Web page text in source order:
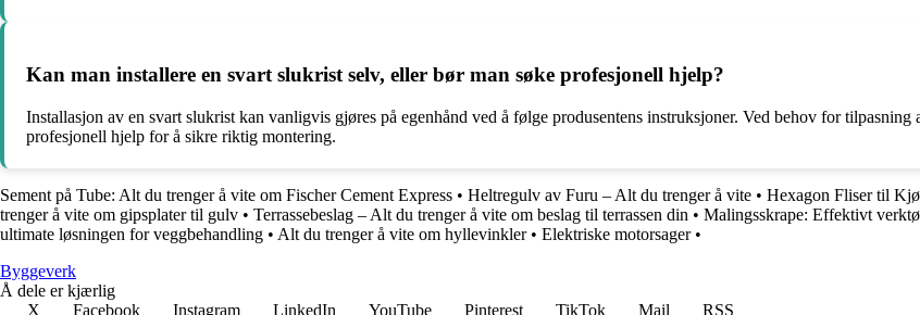
Kan man installere en svart slukrist selv, eller bør man søke profesjonell hjelp?
Installasjon av en svart slukrist kan vanligvis gjøres på egenhånd ved å følge produsentens instruksjoner. Ved behov for
profesjonell hjelp for å sikre riktig montering.
Sement på Tube: Alt du trenger å vite om Fischer Cement Express • Heltregulv av Furu – Alt du trenger å vite • Hexagon Fliser til
trenger å vite om gipsplater til gulv • Terrassebeslag – Alt du trenger å vite om beslag til terrassen din • Malingsskrape: Effektivt
ultimate løsningen for veggbehandling • Alt du trenger å vite om hyllevinkler• Elektriske motorsager•
Byggeverk
Å dele er kjærlig
X
Facebook Instagram LinkedIn YouTube Pinterest TikTok Mail
RSS